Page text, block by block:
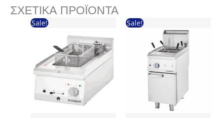
ΣΧΕΤΙΚΆ ΠΡΟΪΌΝΤΑ
Sale! Sale!